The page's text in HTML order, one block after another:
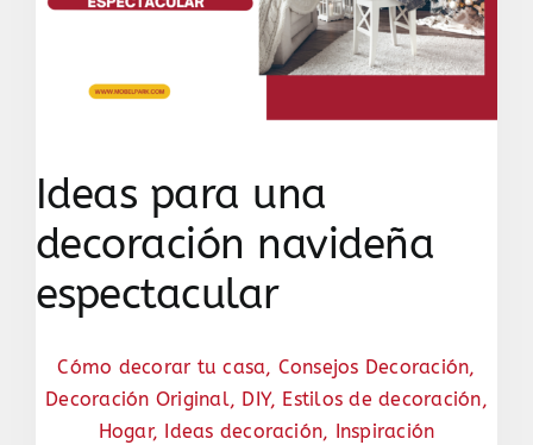
Ideas para una
decoración navideña
espectacular
Cómo decorar tu casa, Consejos Decoración,
Decoración Original, DIY, Estilos de decoración,
Hogar, Ideas decoración, Inspiración